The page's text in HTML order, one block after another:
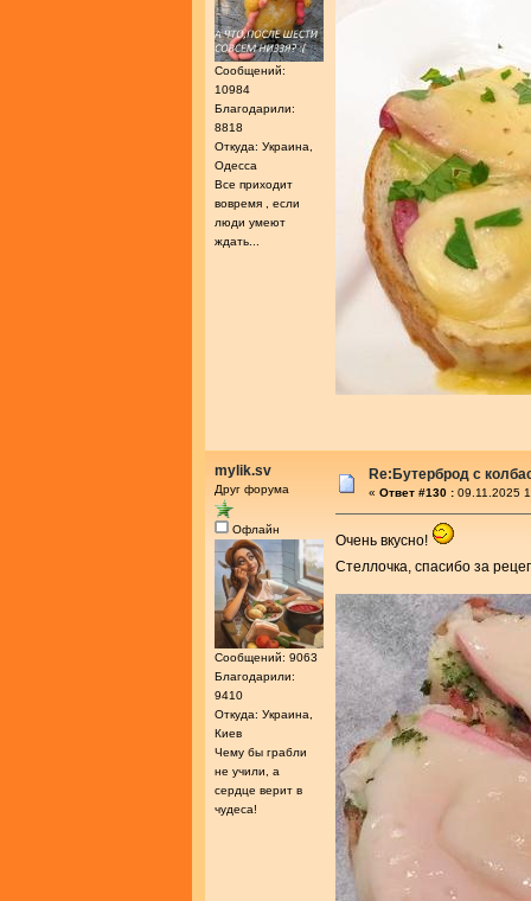
Сообщений:
10984
Благодарили:
8818
Откуда: Украина,
Одесса
Все приходит
вовремя , если
люди умеют
ждать...
mylik.sv
Друг форума
Офлайн
Сообщений: 9063
Благодарили:
9410
Откуда: Украина,
Киев
Чему бы грабли
не учили, а
сердце верит в
чудеса!
Re:Бутерброд с
« Ответ #130 : 09.11.2025
Очень вкусно!
Стеллочка, спасибо за